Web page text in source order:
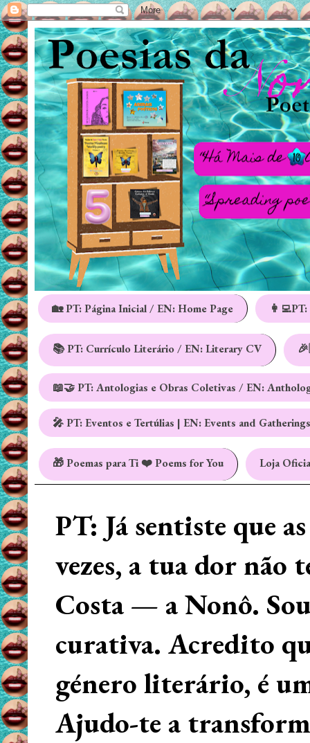
🏡 PT: Página Inicial / EN: Home Page
📚 PT: Currículo Literário / EN: Literary CV
📖🤝 PT: Antologias e Obras Coletivas / EN:
🎤 PT: Eventos e Tertúlias | EN: Events and Gatherings
🎁 Poemas para Ti ❤️ Poems for You Loja
PT: Já sentiste que
vezes, a tua dor não
Costa — a Nonô.
curativa. Acredito
género literário, é
Ajudo-te a